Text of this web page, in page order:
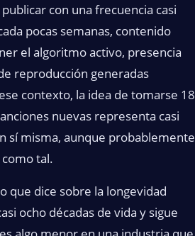
con una frecuencia casi
pocas semanas, contenido
el algoritmo activo, presencia
reproducción generadas
contexto, la idea de tomarse 18
nuevas representa casi
sí misma, aunque probablemente
tal.
que dice sobre la longevidad
ocho décadas de vida y sigue